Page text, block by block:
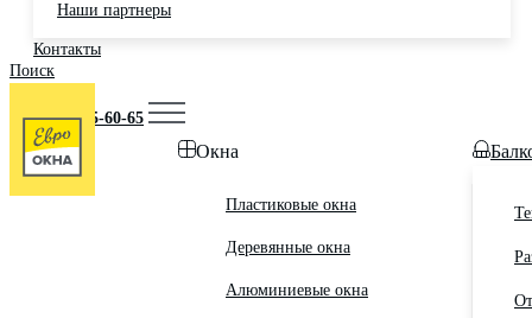
Наши партнеры
Контакты
Поиск
+7 (495) 725-60-65
Окна
Пластиковые окна
Деревянные окна
Алюминиевые окна